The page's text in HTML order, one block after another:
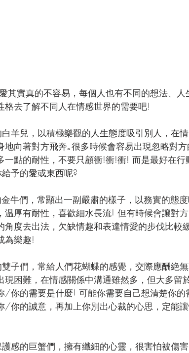
格去了解不同人在情感世界的需要吧!
羊兒，以積極樂觀的人生態度吸引別人，在
地向著對方飛奔｡很多時候會容易出現忽略對
一點的耐性，不要只顧衝!衝!衝! 而是最好在行
予的愛或東西呢?
牛們，常顯出一副嚴肅的樣子，以務實的態
温厚有耐性，喜歡細水長流! 但有時候會讓對
角度去出法，欠缺情趣和表達情愛的步伐比較
為樂趣!
子們，常給人們花蝴蝶的感覺，交際應酬絶
現困難，在情感關係中溝通雖然多，但大多留
/你的需要是什麼! 可能你需要自己想清楚你的
/你的誠意，再加上你別出心裁的心思，定能
感的巨蟹們，擁有纖細的心靈，很害怕被傷